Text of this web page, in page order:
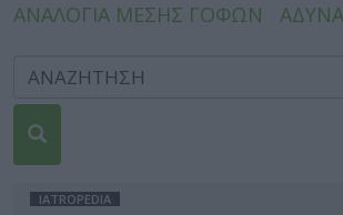
ΑΝΑΛΟΓΙΑ ΜΕΣΗΣ ΓΟΦΩΝ
IATROPEDIA